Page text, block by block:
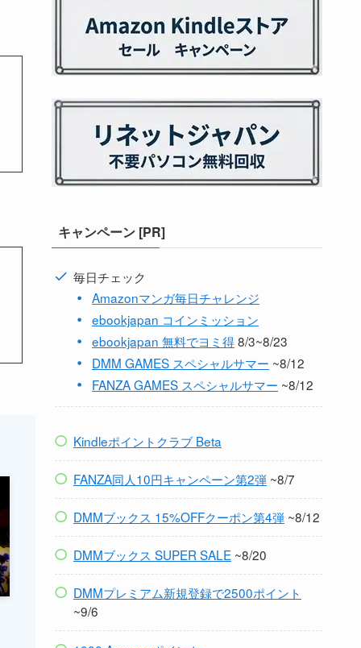
キャンペーン [PR]
毎日チェック
Amazonマンガ毎日チャレンジ
ebookjapan コインミッション
ebookjapan 無料でヨミ得8/3~8/23
DMM GAMES スペシャルサマー ~8/12
FANZA GAMES スペシャルサマー ~8/12
Kindleポイントクラブ Beta
FANZA同人10円キャンペーン第2弾~8/7
DMMブックス 15%OFFクーポン第4弾~8/12
DMMブックス SUPER SALE~8/20
DMMプレミアム新規登録で2500ポイント
~9/6